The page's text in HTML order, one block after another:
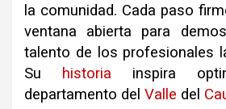
la comunidad. Cada paso
ventana abierta para
talento de los profesionales
Su historia inspira
departamento del Valle del